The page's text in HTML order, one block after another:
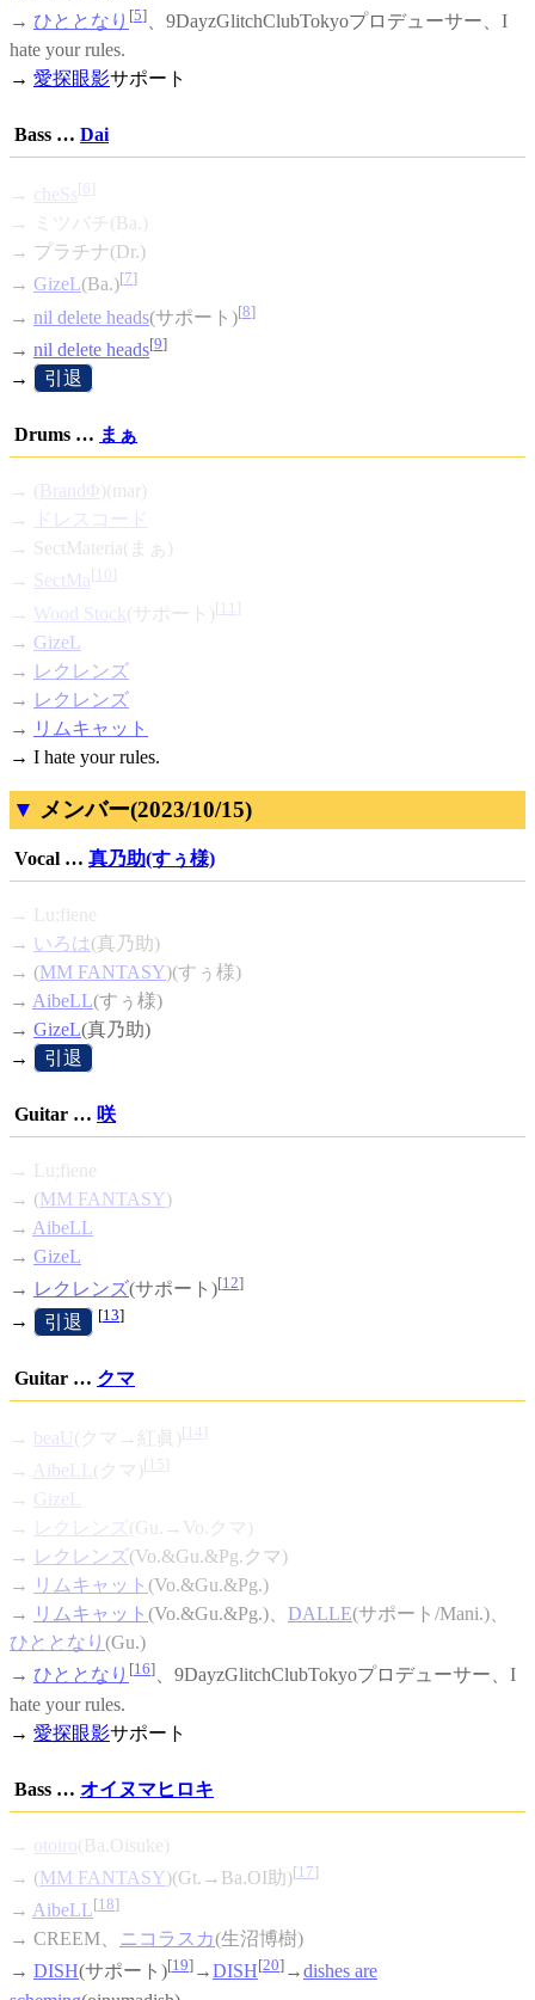
→ ひととなり [5] 、9DayzGlitchClubTokyoプロデューサー、I
hate your rules.
→ 愛探眼影サポート
Bass … Dai
→ cheSs[ 6
→ ミツバチ(Ba.)
→ プラチナ(Dr.)
→ GizeL(Ba.)[7]
→ nil delete heads(サポート)[8]
→ nil delete heads[9]
→ 引退
Drums … まぁ
→ ( BrandΦ )(mar)
→
ドレスコード
→ SectMateria(まぁ)
→ SectMa[ 10
→ Wood Stock(サポート)[ 11
→ GizeL
→ レクレンズ
→ レクレンズ
→ リムキャット
→ I hate your rules.
メンバー(2023/10/15)
Vocal … 真乃助(すぅ様)
→ Lu;fiene
→ いろは(真乃助)
→ (MM FANTASY)(すぅ様)
→ AibeLL(すぅ様)
→ GizeL(真乃助)
→
引退
Guitar … 咲
→ Lu;fiene
→ (MM FANTASY)
→ AibeLL
→ GizeL
→ レクレンズ(サポート)[12]
→ 引退 [13]
Guitar … クマ
→ beaU(クマ→紅眞)[ 14
→ AibeLL (クマ)[ 15
→ GizeL
→
レクレンズ (Gu.→Vo.クマ)
→ レクレンズ(Vo.&Gu.&Pg.クマ)
→
リムキャット (Vo.&Gu.&Pg.)
→
リムキャット (Vo.&Gu.&Pg.)、 DALLE(サポート/Mani.)、
ひととなり (Gu.)
→ ひととなり [16]、9DayzGlitchClubTokyoプロデューサー、I
hate your rules.
→ 愛探眼影サポート
Bass … オイヌマヒロキ
→ otoiro(Ba.Oisuke)
→ (MM FANTASY)(Gt.→Ba.OI助)[17]
→ AibeLL[18]
→ CREEM、 ニコラスカ(生沼博樹)
→ DISH(サポート)[19] →DISH[20] →dishes are